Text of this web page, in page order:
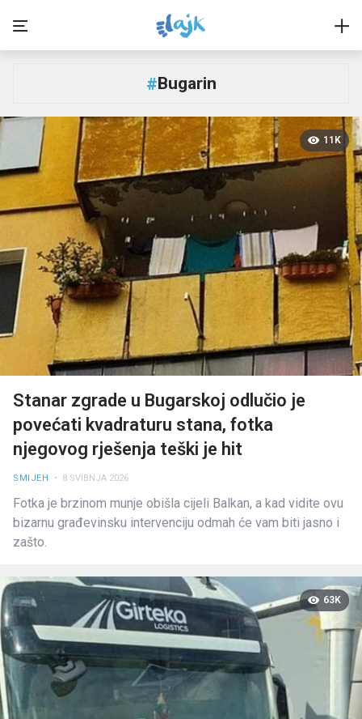
#Bugarin
11K
Stanar zgrade u Bugarskoj odlučio je
povećati kvadraturu stana, fotka
njegovog rješenja teški je hit
SMIJEH • 8 SVIBNJA 2026
Fotka je brzinom munje obišla cijeli Balkan, a kad vidite ovu
bizarnu građevinsku intervenciju odmah će vam biti jasno i
zašto.
63K